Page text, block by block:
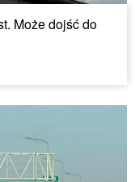
Może dojść do